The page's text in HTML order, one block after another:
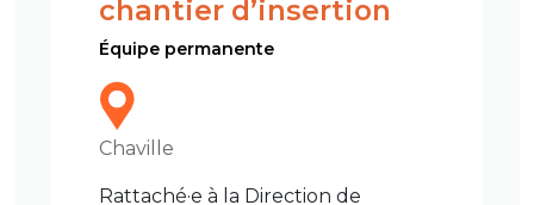
chantier d’insertion
Équipe permanente
Chaville
Rattaché·e à la Direction de